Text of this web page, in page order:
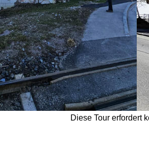
Diese Tour erfordert